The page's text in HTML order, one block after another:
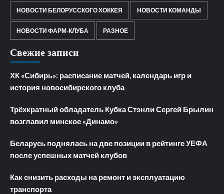
НОВОСТИ БЕЛОРУССКОГО ХОККЕЯ НОВОСТИ КОМАНДЫ
НОВОСТИ ФАРМ-КЛУБА РАЗНОЕ
Свежие записи
ХК «Сибирь»: расписание матчей, календарь игр и
история новосибирского клуба
Трёхкратный обладатель Кубка Стэнли Сергей Брылин
возглавил минское «Динамо»
Беларусь поднялась на две позиции в рейтинге УЕФА
после успешных матчей клубов
Как снизить расходы на ремонт и эксплуатацию
транспорта